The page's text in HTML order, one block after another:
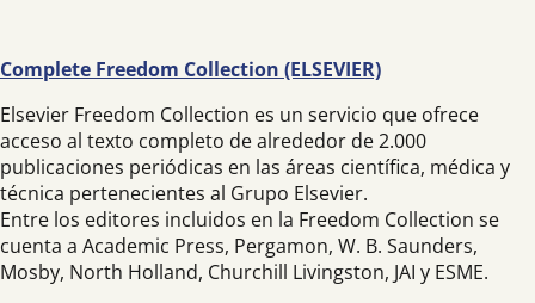
Complete Freedom Collection (ELSEVIER)
Elsevier Freedom Collection es un servicio que ofrece
acceso al texto completo de alrededor de 2.000
publicaciones periódicas en las áreas científica, médica y
técnica pertenecientes al Grupo Elsevier.
Entre los editores incluidos en la Freedom Collection se
cuenta a Academic Press, Pergamon, W. B. Saunders,
Mosby, North Holland, Churchill Livingston, JAI y ESME.